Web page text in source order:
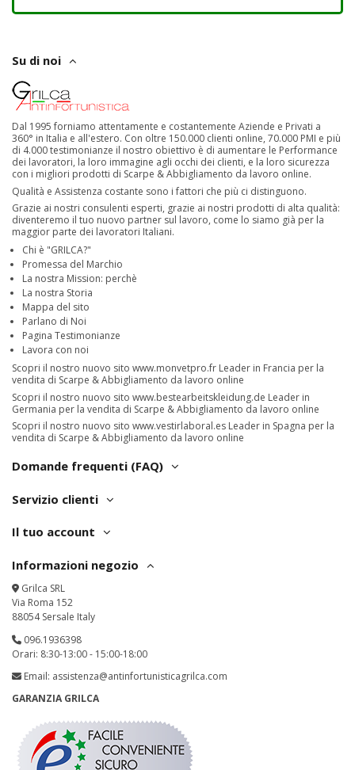
Su di noi
Dal 1995 forniamo attentamente e costantemente Aziende e Privati a
360° in Italia e all'estero. Con oltre 150.000 clienti online, 70.000 PMI e più
di 4.000 testimonianze il nostro obiettivo è di aumentare le Performance
dei lavoratori, la loro immagine agli occhi dei clienti, e la loro sicurezza
con i migliori prodotti di Scarpe & Abbigliamento da lavoro online.
Qualità e Assistenza costante sono i fattori che più ci distinguono.
Grazie ai nostri consulenti esperti, grazie ai nostri prodotti di alta qualità:
diventeremo il tuo nuovo partner sul lavoro, come lo siamo già per la
maggior parte dei lavoratori Italiani.
Chi è "GRILCA?"
Promessa del Marchio
La nostra Mission: perchè
La nostra Storia
Mappa del sito
Parlano di Noi
Pagina Testimonianze
Lavora con noi
Scopri il nostro nuovo sito www.monvetpro.fr Leader in Francia per la
vendita di Scarpe & Abbigliamento da lavoro online
Scopri il nostro nuovo sito www.bestearbeitskleidung.de Leader in
Germania per la vendita di Scarpe & Abbigliamento da lavoro online
Scopri il nostro nuovo sito www.vestirlaboral.es Leader in Spagna per la
vendita di Scarpe & Abbigliamento da lavoro online
Domande frequenti (FAQ)
Servizio clienti
Il tuo account
Informazioni negozio
Grilca SRL
Via Roma 152
88054 Sersale Italy
096.1936398
Orari: 8:30-13:00 - 15:00-18:00
Email: assistenza@antinfortunisticagrilca.com
GARANZIA GRILCA